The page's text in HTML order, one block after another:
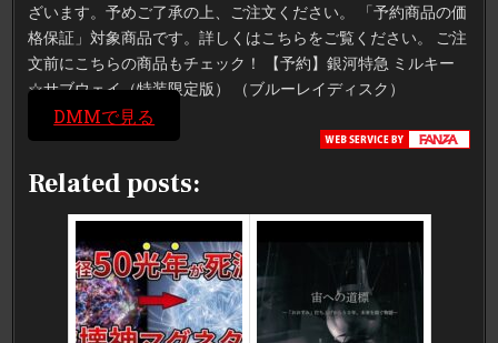
ざいます。予めご了承の上、ご注文ください。 「予約商品の価
格保証」対象商品です。詳しくはこちらをご覧ください。 ご注
文前にこちらの商品もチェック！ 【予約】銀河特急 ミルキー
☆サブウェイ（特装限定版） （ブルーレイディスク）
DMMで見る
Related posts: